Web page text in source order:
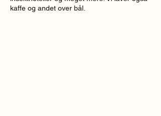
kaffe og andet over bål.